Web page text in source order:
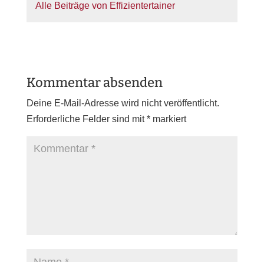
Alle Beiträge von Effizientertainer
Kommentar absenden
Deine E-Mail-Adresse wird nicht veröffentlicht.
Erforderliche Felder sind mit*markiert